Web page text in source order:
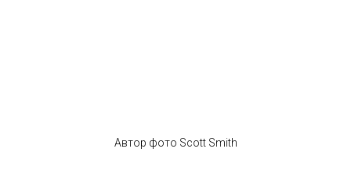
Автор фото Scott Smith